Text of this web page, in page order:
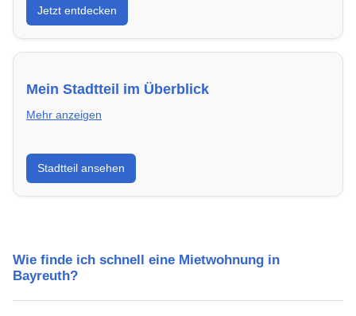
energieeffizient und sofort bezugsfertig.
Jetzt entdecken
Mein Stadtteil im Überblick
Mehr anzeigen
Erfahre mehr über deinen Stadtteil in Bayreuth:
Lebensqualität, Verkehrsanbindung, Schulen,
Stadtteil ansehen
Wie finde ich schnell eine Mietwohnung in
Bayreuth?